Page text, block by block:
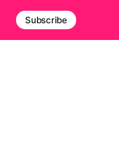
Subscribe